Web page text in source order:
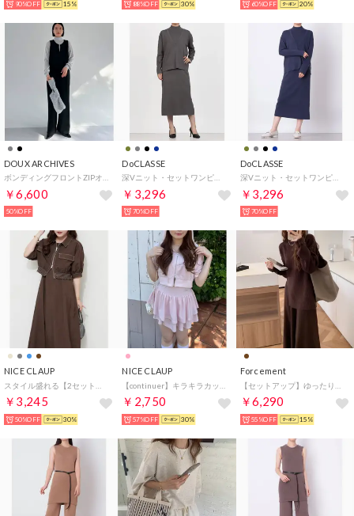
90%OFF 15% 88%OFF 30% 60%OFF 20%
DOUX ARCHIVES
￥6,600
50%OFF
DoCLASSE
￥3,296
70%OFF
DoCLASSE
深Vニット・セットワンピース （ネイビー）
￥3,296
70%OFF
NICE CLAUP
￥3,245
50%OFF 30%
NICE CLAUP
￥2,750
57%OFF 30%
Forcement
￥6,290
55%OFF 15%